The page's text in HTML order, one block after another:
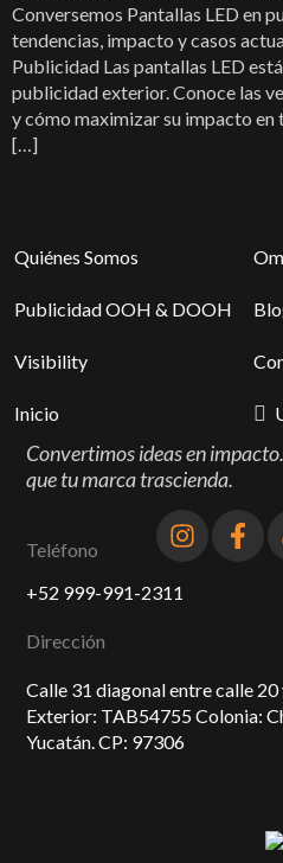
Conversemos Pantallas LED en
tendencias, impacto y casos
Publicidad Las pantallas LED
publicidad exterior. Conoce las
y cómo maximizar su impacto en
[…]
Quiénes Somos
Publicidad OOH & DOOH
Visibility
Inicio
Convertimos ideas en
que tu marca trascienda.
Teléfono
+52 999-991-2311
Dirección
Calle 31 diagonal entre calle
Exterior: TAB54755 Colonia:
Yucatán. CP: 97306